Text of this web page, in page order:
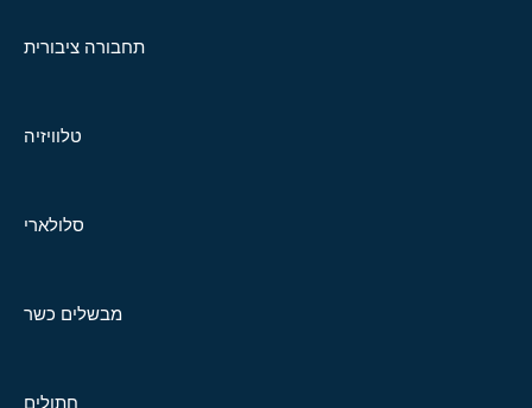
תחבורה ציבורית
טלוויזיה
סלולארי
מבשלים כשר
חתולים